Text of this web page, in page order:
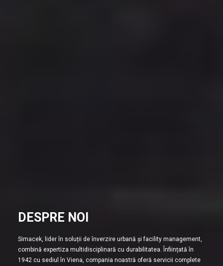
DESPRE NOI
Simacek, lider în soluții de înverzire urbană și facility management,
combină expertiza multidisciplinară cu durabilitatea. Înființată în
1942 cu sediul în Viena, compania noastră oferă servicii complete